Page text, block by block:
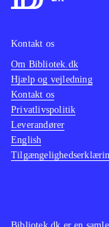
Kontakt os
Om Bibliotek.dk
Hjælp og vejledning
Kontakt os
Privatlivspolitik
Leverandører
English